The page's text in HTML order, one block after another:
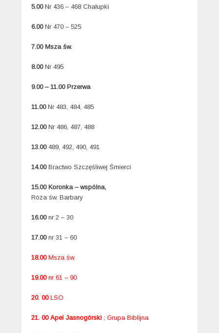
5.00Nr 436 – 468 Chałupki
6.00Nr 470 – 525
7.00 Msza św.
8.00Nr 495
9.00 – 11.00 Przerwa
11.00Nr 483, 484, 485
12.00Nr 486, 487, 488
13.00 489, 492, 490, 491
14.00Bractwo Szczęśliwej Śmierci
15.00 Koronka – wspólna,
Róża św. Barbary
16.00 nr 2 – 30
17.00nr 31 – 60
18.00Msza św.
19.00 nr 61 – 90
20. 00LSO
21. 00 Apel Jasnogórski ; Grupa Biblijna